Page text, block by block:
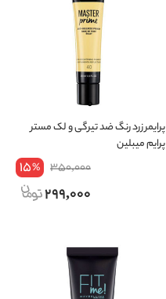
پرایمر زرد رنگ ضد تیرگی و لک مستر
پرایم میبلین
350,000
15%
299,000